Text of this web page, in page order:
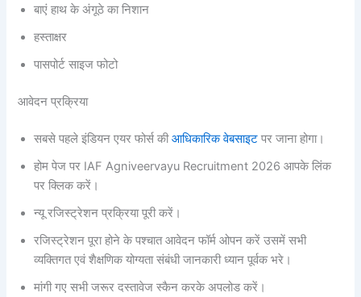
बाएं हाथ के अंगूठे का निशान
हस्ताक्षर
पासपोर्ट साइज फोटो
आवेदन प्रक्रिया
सबसे पहले इंडियन एयर फोर्स कीआधिकारिक वेबसाइटपर जाना होगा।
होम पेज पर IAF Agniveervayu Recruitment 2026 आपके लिंक
पर क्लिक करें।
न्यू रजिस्ट्रेशन प्रक्रिया पूरी करें।
रजिस्ट्रेशन पूरा होने के पश्चात आवेदन फॉर्म ओपन करें उसमें सभी
व्यक्तिगत एवं शैक्षणिक योग्यता संबंधी जानकारी ध्यान पूर्वक भरे।
मांगी गए सभी जरूर दस्तावेज स्कैन करके अपलोड करें।